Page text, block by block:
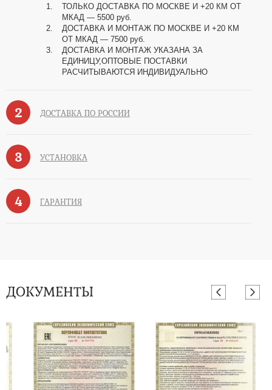
ТОЛЬКО ДОСТАВКА ПО МОСКВЕ И +20 КМ ОТ
МКАД — 5500 руб.
ДОСТАВКА И МОНТАЖ ПО МОСКВЕ И +20 КМ
ОТ МКАД — 7500 руб.
ДОСТАВКА И МОНТАЖ УКАЗАНА ЗА
ЕДИНИЦУ,ОПТОВЫЕ ПОСТАВКИ
РАСЧИТЫВАЮТСЯ ИНДИВИДУАЛЬНО
2 ДОСТАВКА ПО РОССИИ
3 УСТАНОВКА
4 ГАРАНТИЯ
ДОКУМЕНТЫ